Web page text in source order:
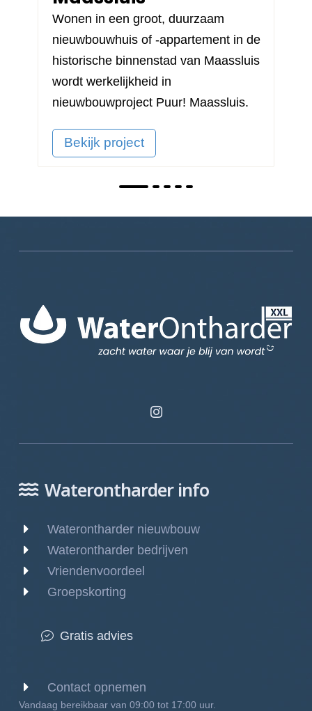
Wonen in een groot, duurzaam
nieuwbouwhuis of -appartement in de
historische binnenstad van Maassluis
wordt werkelijkheid in
nieuwbouwproject Puur! Maassluis.
Bekijk project
Waterontharder info
Waterontharder nieuwbouw
Waterontharder bedrijven
Vriendenvoordeel
Groepskorting
Gratis advies
Contact opnemen
Vandaag bereikbaar van 09:00 tot 17:00 uur.